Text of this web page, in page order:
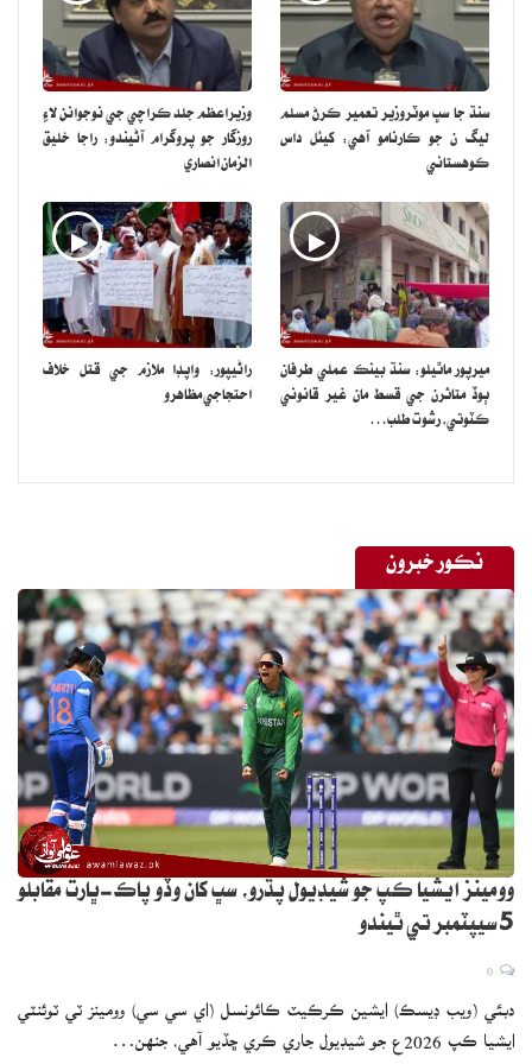
سنڌ جا سڀ موٽروزير تعمير ڪرڻ مسلم
ليگ ن جو ڪارنامو آهي: کيئل داس
ڪوهستاني
وزيراعظم جلد ڪراچي جي نوجوانن لاءِ
روزگار جو پروگرام آڻيندو: راجا خليق
الزمان انصاري
ميرپور ماٿيلو: سنڌ بينڪ عملي طرفان
ٻوڏ متاثرن جي قسط مان غير قانوني
ڪٽوتي، رشوت طلب…
راڻيپور: واپڊا ملازم جي قتل خلاف
احتجاجي مظاهرو
نڪور خبرون
وومينز ايشيا ڪپ جو شيڊيول پڌرو، سڀ کان وڏو پاڪ-ڀارت مقابلو
5 سيپٽمبر تي ٿيندو
دبئي (ويب ڊيسڪ) ايشين ڪرڪيٽ ڪائونسل (اي سي سي) وومينز ٽي ٽوئنٽي
ايشيا ڪپ 2026ع جو شيڊيول جاري ڪري ڇڏيو آهي، جنهن…